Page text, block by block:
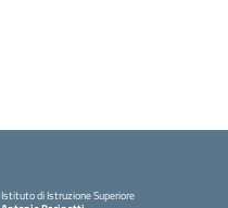
Istituto di Istruzione Superiore